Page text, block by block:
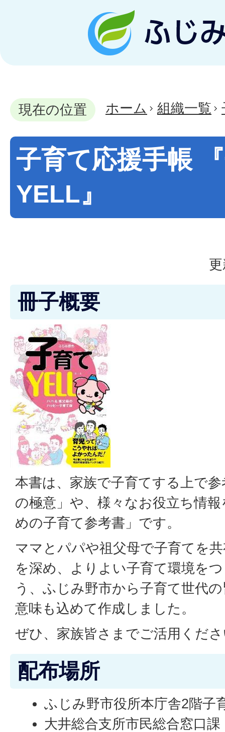
現在の位置 ホーム 組織一覧
子育て応援手帳
YELL』
冊子概要
本書は、家族で子育てする上で
の極意」や、様々なお役立ち情
めの子育て参考書」です。
ママとパパや祖父母で子育てを
を深め、よりよい子育て環境を
う、ふじみ野市から子育て世代
意味も込めて作成しました。
ぜひ、家族皆さまでご活用くだ
配布場所
ふじみ野市役所本庁舎2階子
大井総合支所市民総合窓口課